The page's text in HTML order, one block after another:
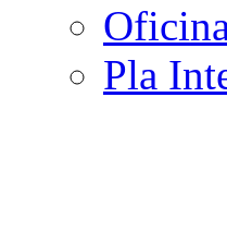
Pla